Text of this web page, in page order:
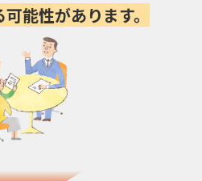
能性があります。